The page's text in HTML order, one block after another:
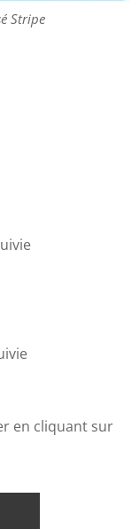
Stripe
en cliquant sur